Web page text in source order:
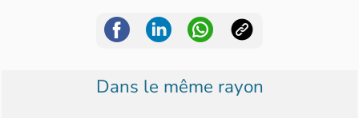
Dans le même rayon